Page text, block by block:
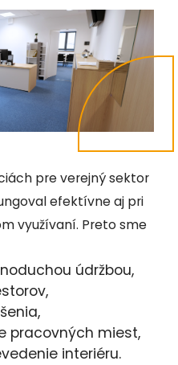
pre verejný sektor
efektívne aj pri
využívaní. Preto sme
údržbou,
pracovných miest,
interiéru.